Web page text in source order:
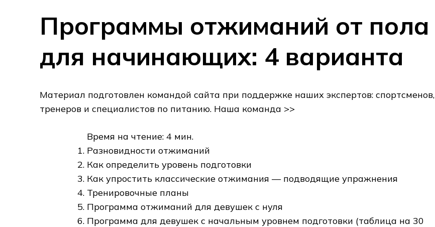
Программы отжиманий от пола
для начинающих: 4 варианта
Материал подготовлен командой сайта при поддержке наших экспертов: спортсменов,
тренеров и специалистов по питанию. Наша команда >>
Время на чтение: 4 мин.
Разновидности отжиманий
Как определить уровень подготовки
Как упростить классические отжимания — подводящие упражнения
Тренировочные планы
Программа отжиманий для девушек с нуля
Программа для девушек с начальным уровнем подготовки (таблица на 30